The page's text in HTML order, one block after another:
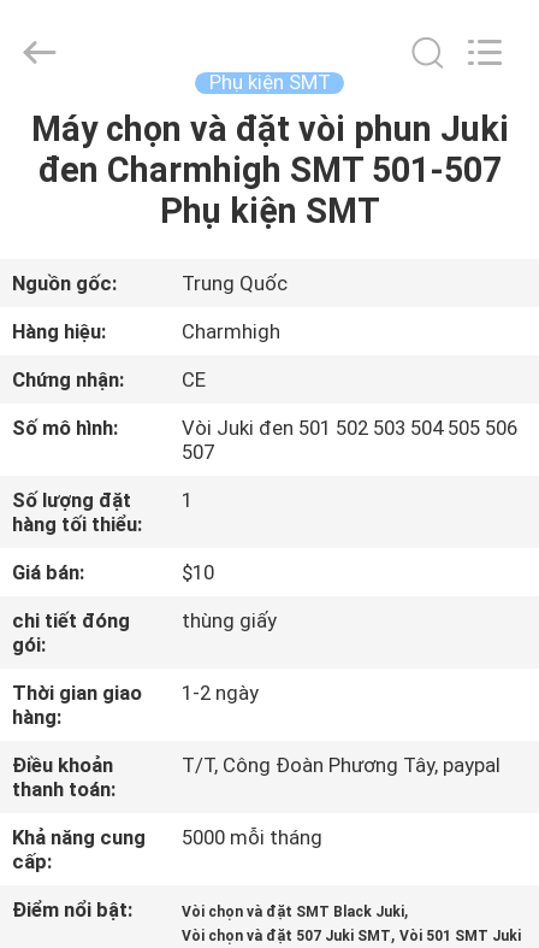
TRANG
CHỦ
SẢN
PHẨM
VỀ
CHÚNG
TÔI
CHUYẾN
THAM
QUAN
NHÀ
MÁY
KIỂM
SOÁT
2026
Reserved.
Phụ kiện SMT
Máy chọn và đặt vòi phun Juki
đen Charmhigh SMT 501-507
Phụ kiện SMT
Nguồn gốc:
Trung Quốc
Hàng hiệu:
Charmhigh
Chứng nhận:
CE
Số mô hình:
Vòi Juki đen 501 502 503 504 505 506
507
Số lượng đặt
hàng tối thiểu:
1
Giá bán:
$10
chi tiết đóng
gói:
thùng giấy
Thời gian giao
hàng:
1-2 ngày
Điều khoản
thanh toán:
T/T, Công Đoàn Phương Tây, paypal
Khả năng cung
cấp:
5000 mỗi tháng
Điểm nổi bật: Vòi chọn và đặt SMT Black Juki,
Vòi chọn và đặt 507 Juki SMT,Vòi 501 SMT Juki